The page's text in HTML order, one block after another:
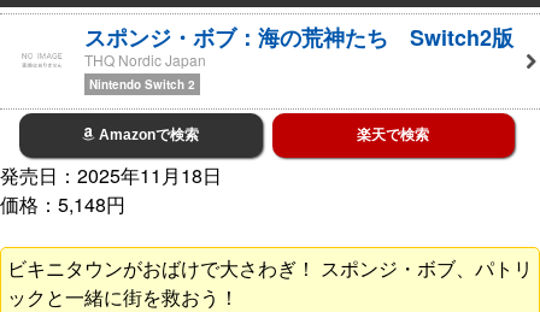
スポンジ・ボブ：海の荒神たち Switch2版
THQ Nordic Japan
Nintendo Switch 2
Amazonで検索 楽天で検索
発売日：2025年11月18日
価格：5,148円
ビキニタウンがおばけで大さわぎ！ スポンジ・ボブ、パトリ
ックと一緒に街を救おう！